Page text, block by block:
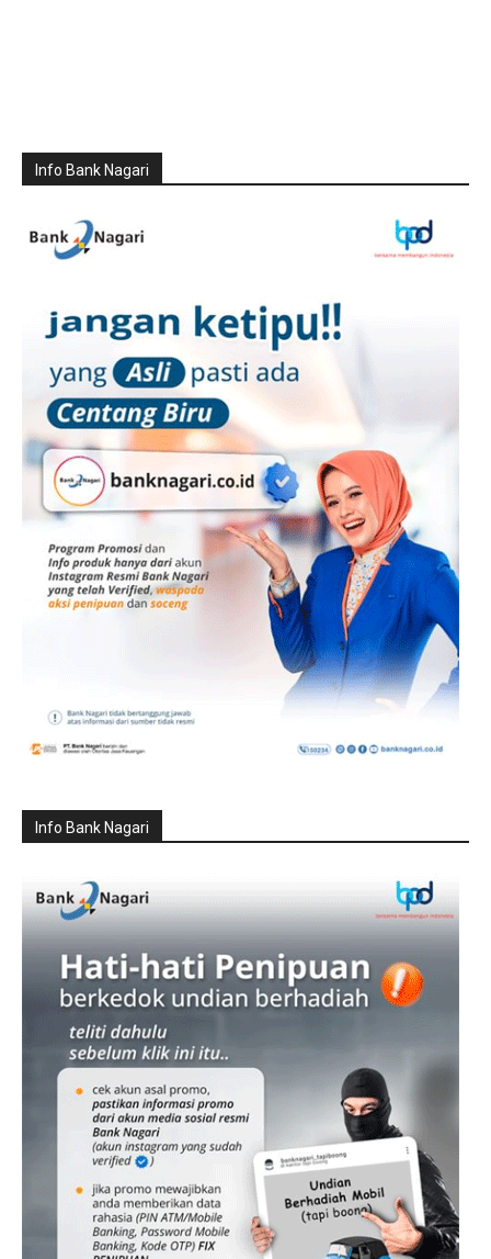
Info Bank Nagari
Info Bank Nagari